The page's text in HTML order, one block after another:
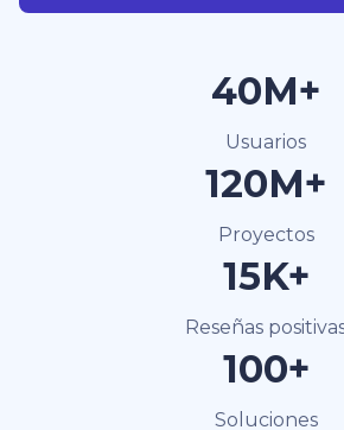
40M+
Usuarios
120M+
Proyectos
15K+
Reseñas
100+
Soluciones